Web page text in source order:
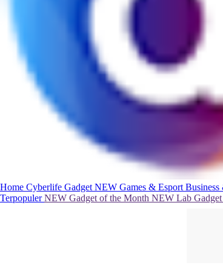
Home Cyberlife Gadget NEW Games & Esport
TerpopulerNEW Gadget of the Month NEW Lab Gadget